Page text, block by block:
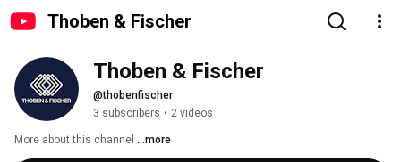
Thoben & Fischer
Thoben & Fischer
@thobenfischer
3 subscribers • 2 videos
More about this channel ...more